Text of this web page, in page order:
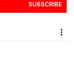
SUBSCRIBE